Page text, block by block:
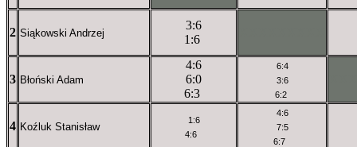
2 Siąkowski Andrzej
3:6
1:6
3 Błoński Adam
4:6
6:0
6:3
6:4
3:6
6:2
4 Koźluk Stanisław
1:6
4:6
4:6
7:5
6:7